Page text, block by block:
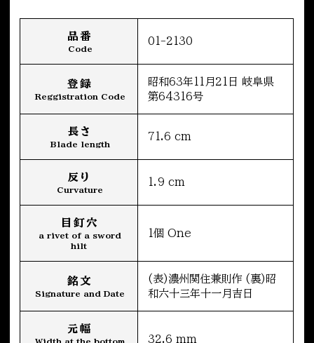
品番
Code
01-2130
登録
Reggistration Code
昭和63年11月21日 岐阜県
第64316号
長さ
Blade length
71.6 cm
反り
Curvature
1.9 cm
目釘穴
a rivet of a sword
hilt
1個 One
銘文
Signature and Date
(表)濃州関住兼則作 (裏)昭
和六十三年十一月吉日
元幅
Width at the bottom 32.6 mm